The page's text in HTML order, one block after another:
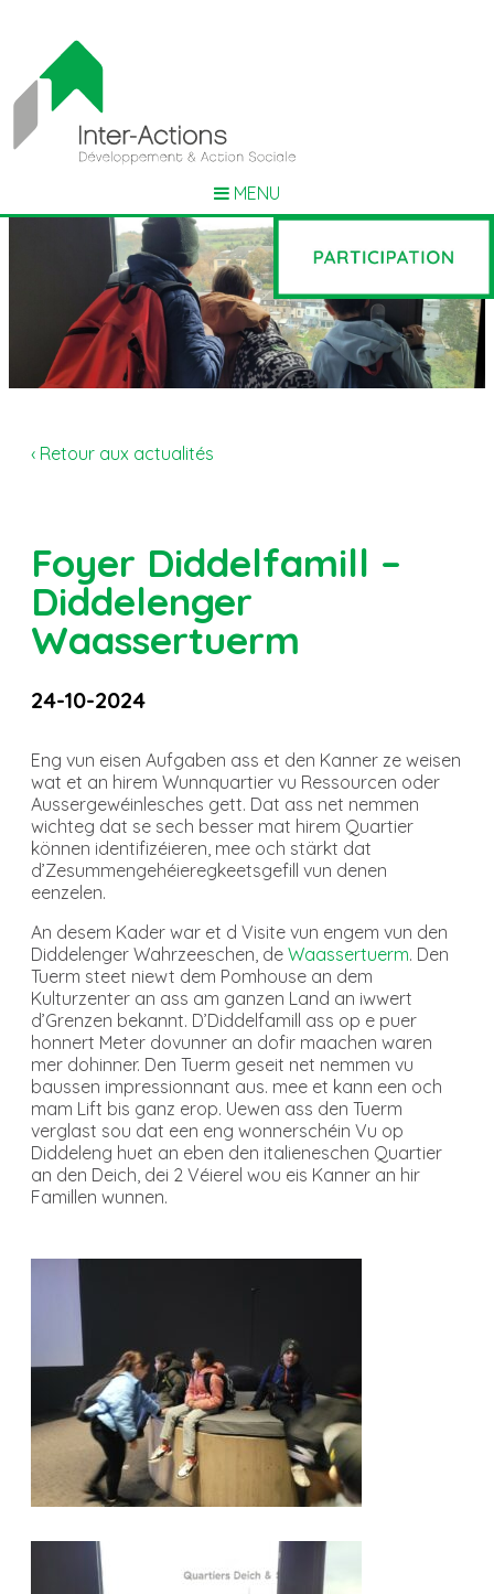
MENU
‹ Retour aux actualités
Foyer Diddelfamill –
Diddelenger
Waassertuerm
24-10-2024
Eng vun eisen Aufgaben ass et den Kanner ze weisen
wat et an hirem Wunnquartier vu Ressourcen oder
Aussergewéinlesches gett. Dat ass net nemmen
wichteg dat se sech besser mat hirem Quartier
können identifizéieren, mee och stärkt dat
d’Zesummengehéieregkeetsgefill vun denen
eenzelen.
An desem Kader war et d Visite vun engem vun den
Diddelenger Wahrzeeschen, de Waassertuerm. Den
Tuerm steet niewt dem Pomhouse an dem
Kulturzenter an ass am ganzen Land an iwwert
d’Grenzen bekannt. D’Diddelfamill ass op e puer
honnert Meter dovunner an dofir maachen waren
mer dohinner. Den Tuerm geseit net nemmen vu
baussen impressionnant aus. mee et kann een och
mam Lift bis ganz erop. Uewen ass den Tuerm
verglast sou dat een eng wonnerschéin Vu op
Diddeleng huet an eben den italieneschen Quartier
an den Deich, dei 2 Véierel wou eis Kanner an hir
Famillen wunnen.